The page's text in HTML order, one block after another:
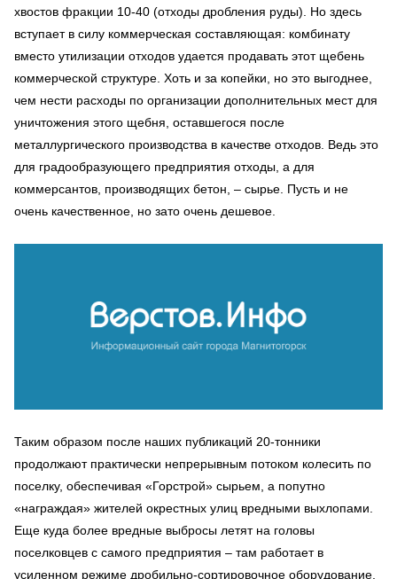
хвостов фракции 10-40 (отходы дробления руды). Но здесь
вступает в силу коммерческая составляющая: комбинату
вместо утилизации отходов удается продавать этот щебень
коммерческой структуре. Хоть и за копейки, но это выгоднее,
чем нести расходы по организации дополнительных мест для
уничтожения этого щебня, оставшегося после
металлургического производства в качестве отходов. Ведь это
для градообразующего предприятия отходы, а для
коммерсантов, производящих бетон, – сырье. Пусть и не
очень качественное, но зато очень дешевое.
Таким образом после наших публикаций 20-тонники
продолжают практически непрерывным потоком колесить по
поселку, обеспечивая «Горстрой» сырьем, а попутно
«награждая» жителей окрестных улиц вредными выхлопами.
Еще куда более вредные выбросы летят на головы
поселковцев с самого предприятия – там работает в
усиленном режиме дробильно-сортировочное оборудование,